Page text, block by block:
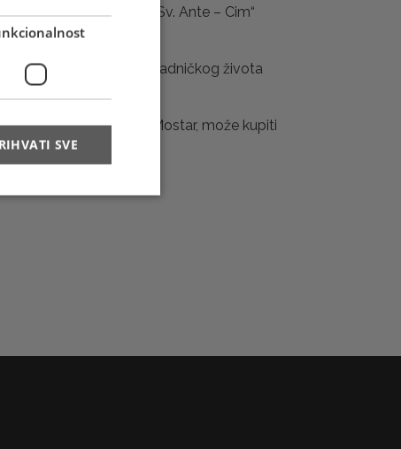
pod imenom HKUD „Sv. Ante – Cim“
simbol vjerničkog i radničkog života
Jurić)
maraka HP Mostar, može kupiti
SVE